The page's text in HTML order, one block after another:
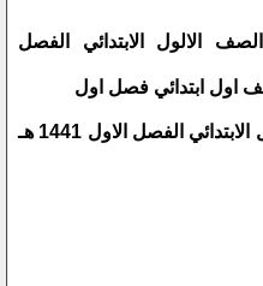
الالول الابتدائي الفصل
اول ابتدائي فصل اول
مراجعة و تقويم و علاج لغتي الاول الابتدائي الفصل الاول 1441 هـ